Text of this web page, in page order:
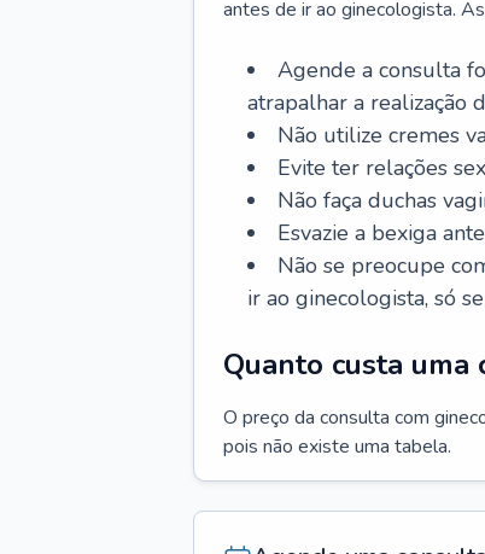
antes de ir ao ginecologista.
Agende a consulta
atrapalhar a realização
Não utilize cremes
Evite ter relações
Não faça duchas
Esvazie a bexiga
Não se preocupe
ir ao ginecologista, só
Quanto custa uma
O preço da consulta com
pois não existe uma tabela.